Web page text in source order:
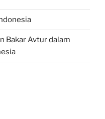
Bakar Avtur dalam